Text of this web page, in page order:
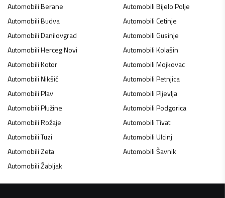
AutomobiliBerane AutomobiliBijelo Polje
AutomobiliBudva AutomobiliCetinje
AutomobiliDanilovgrad AutomobiliGusinje
AutomobiliHerceg Novi AutomobiliKolašin
AutomobiliKotor AutomobiliMojkovac
AutomobiliNikšić AutomobiliPetnjica
AutomobiliPlav AutomobiliPljevlja
AutomobiliPlužine AutomobiliPodgorica
AutomobiliRožaje AutomobiliTivat
AutomobiliTuzi AutomobiliUlcinj
AutomobiliZeta AutomobiliŠavnik
AutomobiliŽabljak